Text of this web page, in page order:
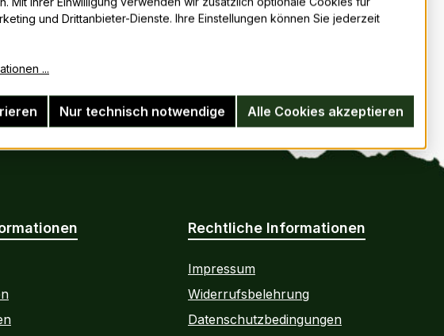
Rechtliche Informationen
Impressum
Widerrufsbelehrung
Datenschutzbedingungen
und Drittanbieter-Dienste. Ihre Einstellungen können Sie jederzeit
...
Nur technisch notwendige Alle Cookies akzeptieren